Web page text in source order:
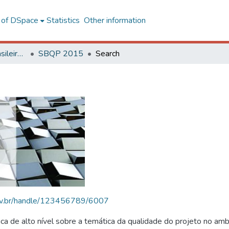
DSpace Statistics Other information
SBQP - Simpósio Brasileiro de Qualidade do Projeto no Ambiente Construído SBQP 2015 Search
handle/123456789/6007
de alto nível sobre a temática da qualidade do projeto no